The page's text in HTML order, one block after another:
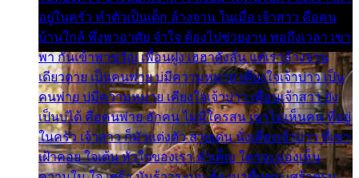
อยู่ในครัว ทำตัวเป็นเด็ก ล้างจาน ในเมื่อ เจ้าสาว คือคน
บ้านใกล้ พึ่งพาอาศัย จำใจ ต้องไปช่วยงาน พอถึงเวลา เขา
พา กันเข้าพาขวัญ เพื่อนฝูง เฮฮาดังลั่น แต่เราล้างจาน
เดียวดาย เป็นคนพ่าย บ่มีความหมาย เคียงใจเจ้าบ่าว เป็น
คนพ่าย บ่มีความหมาย เคียงใจเจ้าบ่าว เพื่อนเจ้าสาว ยัง
เป็นบ่ได้ คือคนพ่าย ฮักคน ไม่มีใครสน เขาไม่เห็นคน ที่อยู่
ในครัว เจ้าสาว ก็มัวแต่งตัว สวยเด่น นั่งเคียงเจ้าบ่าว ที่เขา
เฝ้าคอย ใจเต้น หัวใจของเรา ลำเค็ญ ใครจะมองเห็น